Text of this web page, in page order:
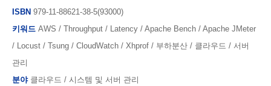
ISBN 979-11-88621-38-5(93000)
키워드 AWS / Throughput / Latency / Apache Bench / Apache JMeter
/ Locust / Tsung / CloudWatch / Xhprof / 부하분산 / 클라우드 / 서버
관리
분야클라우드 / 시스템 및 서버 관리